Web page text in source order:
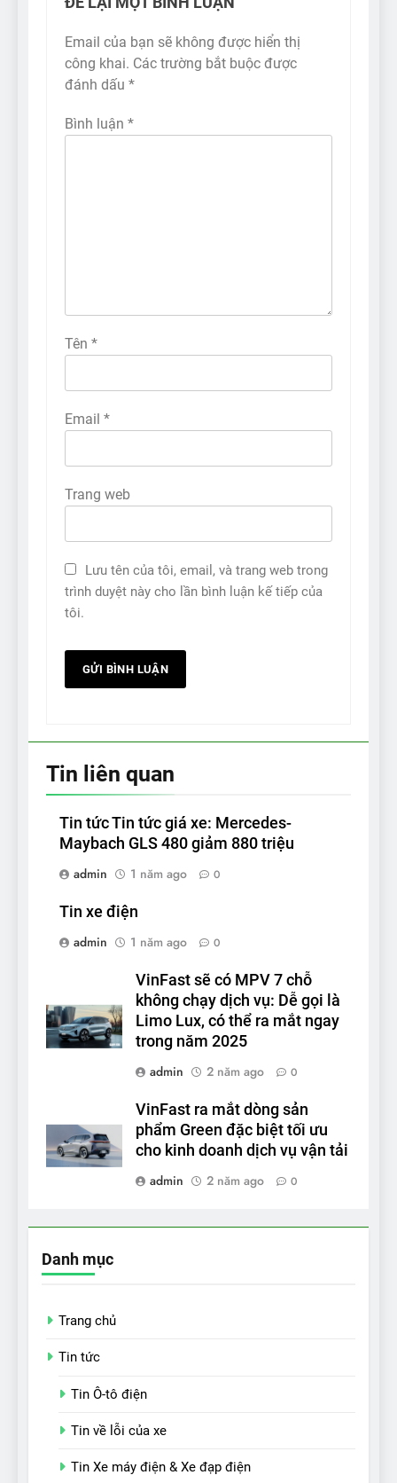
Email của bạn sẽ không được hiển thị
công khai. Các trường bắt buộc được
đánh dấu *
Bình luận *
Tên *
Email *
Trang web
Lưu tên của tôi, email, và trang web trong
trình duyệt này cho lần bình luận kế tiếp của
tôi.
Tin liên quan
Tin tức Tin tức giá xe: Mercedes-
Maybach GLS 480 giảm 880 triệu
admin
1 năm ago 0
Tin xe điện
admin
1 năm ago 0
VinFast sẽ có MPV 7 chỗ
không chạy dịch vụ: Dễ gọi là
Limo Lux, có thể ra mắt ngay
trong năm 2025
admin
2 năm ago 0
VinFast ra mắt dòng sản
phẩm Green đặc biệt tối ưu
cho kinh doanh dịch vụ vận tải
admin
2 năm ago 0
Danh mục
Trang chủ
Tin tức
Tin Ô-tô điện
Tin về lỗi của xe
Tin Xe máy điện & Xe đạp điện